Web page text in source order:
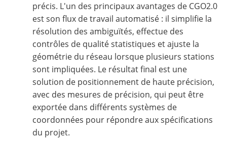
précis. L'un des principaux avantages de CGO2.0
est son flux de travail automatisé : il simplifie la
résolution des ambiguïtés, effectue des
contrôles de qualité statistiques et ajuste la
géométrie du réseau lorsque plusieurs stations
sont impliquées. Le résultat final est une
solution de positionnement de haute précision,
avec des mesures de précision, qui peut être
exportée dans différents systèmes de
coordonnées pour répondre aux spécifications
du projet.